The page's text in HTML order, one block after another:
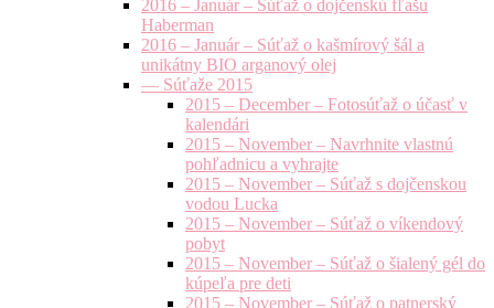
2016 – Január – Súťaž o dojčenskú fľašu
Haberman
2016 – Január – Súťaž o kašmírový šál a
unikátny BIO arganový olej
— Súťaže 2015
2015 – December – Fotosúťaž o účasť v
kalendári
2015 – November – Navrhnite vlastnú
pohľadnicu a vyhrajte
2015 – November – Súťaž s dojčenskou
vodou Lucka
2015 – November – Súťaž o víkendový
pobyt
2015 – November – Súťaž o šialený gél do
kúpeľa pre deti
2015 – November – Súťaž o patnerský